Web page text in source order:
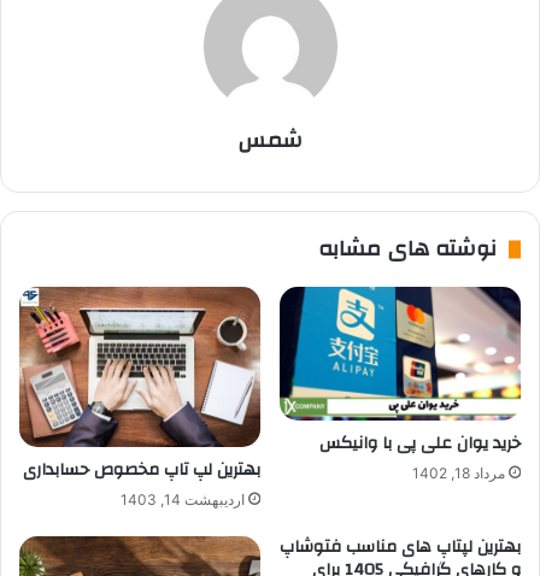
شمس
نوشته های مشابه
خرید یوان علی پی با وانیکس
مرداد 18, 1402 بهترین لپ تاپ مخصوص حسابداری
اردیبهشت 14, 1403
بهترین لپتاپ های مناسب فتوشاپ